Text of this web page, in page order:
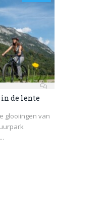
de lente
glooiingen van